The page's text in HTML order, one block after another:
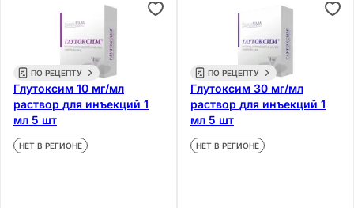
ПО РЕЦЕПТУ
Глутоксим 10 мг/мл
раствор для инъекций 1
мл 5 шт
НЕТ В РЕГИОНЕ
ПО РЕЦЕПТУ
Глутоксим 30 мг/мл
раствор для инъекций 1
мл 5 шт
НЕТ В РЕГИОНЕ